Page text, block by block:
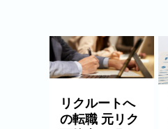
リクルートへ
の転職 元リク